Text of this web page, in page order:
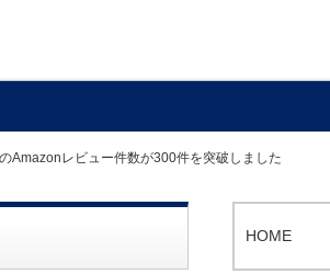
Amazonレビュー件数が300件を突破しました
HOME